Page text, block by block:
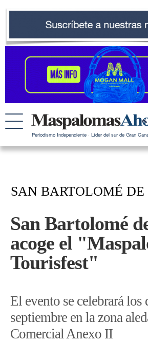
Periodismo Independiente · Líder del sur de Gran
SAN BARTOLOMÉ
San Bartolomé
acoge el
Tourisfest"
El evento se celebrará los
septiembre en la zona
Comercial Anexo II